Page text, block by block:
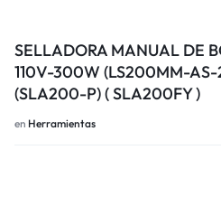
SELLADORA MANUAL DE
110V-300W (LS200MM-
(SLA200-P) ( SLA200FY )
en Herramientas